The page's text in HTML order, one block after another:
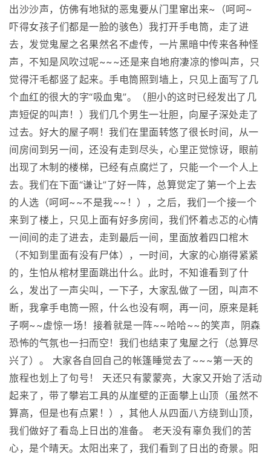
出沙沙声，仿佛有地狱的恶鬼要从门里窜出来~（呵呵~
吓得女孩子们都是一脸的骇色）我打开手电筒，走了进
去，发觉鬼屋之名果然名不虚传，一片黑暗中传来各种怪
声，不知是风吹过呢~~~还是来自地府凄凉的惨叫声，只
觉得汗毛都竖了起来。手电筒照到墙上，只见上面写了几
个血红的很大的字“吸血鬼”。（胆小的这时已经发出了几
声短促的叫声！）我们几个男生一壮胆，向屋子深处走了
过去。好大的屋子啊！我们在里面转悠了很长时间，从一
间房间到另一间，还没有走到尽头，心里正觉惊讶，眼前
出现了木制的楼梯，已经有点腐烂了，只能一个一个人上
去。我们在下面“谦让”了好一阵，总算觉定了第一个上去
的人选（呵呵~~不是我~~！），之后，我们一个接一个
来到了楼上，只见上面有好多房间，我们怀着忐忑的心情
一间间的走了进去，走到最后一间，里面放着四口棺木
（不知到里面有没有尸体），一时间，大家的心崩得紧紧
的，生怕从棺材里面跳出什么。此时，不知谁看到了什
么，发出了一声尖叫，一下子，大家乱做了一团，叫声不
断，我拿手电筒一照，什么也没有啊，再一问，原来是耗
子啊~~虚惊一场！接着就是一阵~~哈哈~~的笑声，阴森
恐怖的气氛也一扫而空！我们也结束了鬼屋之行（总算尽
兴了）。 大家各自回自己的帐篷睡觉去了~~~第一天的
旅程也划上了句号！ 天还只有蒙蒙亮，大家又开始了活动
起来了，带了攀岩工具的从崖壁的正面攀上山顶（虽然不
算高，但是也有点累！），其他人从四面八方绕到山顶，
我们做好了看岛上日出的准备。 老天没有辜负我们的苦
心，是个晴天。太阳出来了，我们看到了日出的奇景。阳